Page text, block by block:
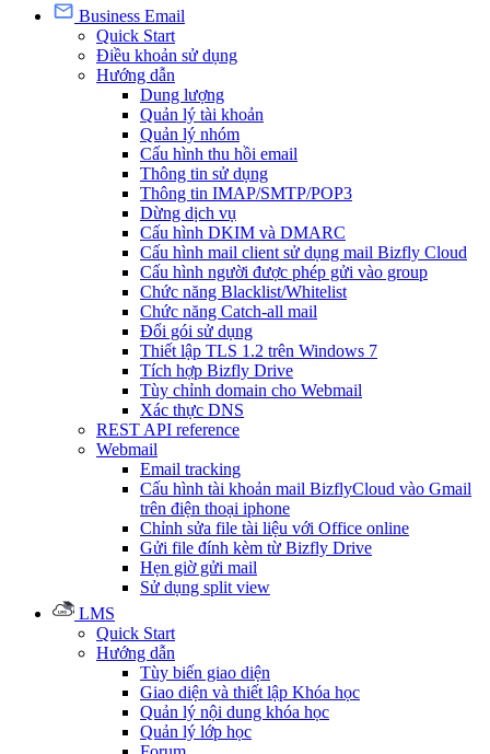
Business Email
Quick Start
Điều khoản sử dụng
Hướng dẫn
Dung lượng
Quản lý tài khoản
Quản lý nhóm
Cấu hình thu hồi email
Thông tin sử dụng
Thông tin IMAP/SMTP/POP3
Dừng dịch vụ
Cấu hình DKIM và DMARC
Cấu hình mail client sử dụng mail Bizfly Cloud
Cấu hình người được phép gửi vào group
Chức năng Blacklist/Whitelist
Chức năng Catch-all mail
Đổi gói sử dụng
Thiết lập TLS 1.2 trên Windows 7
Tích hợp Bizfly Drive
Tùy chỉnh domain cho Webmail
Xác thực DNS
REST API reference
Webmail
Email tracking
Cấu hình tài khoản mail BizflyCloud vào Gmail
trên điện thoại iphone
Chỉnh sửa file tài liệu với Office online
Gửi file đính kèm từ Bizfly Drive
Hẹn giờ gửi mail
Sử dụng split view
LMS
Quick Start
Hướng dẫn
Tùy biến giao diện
Giao diện và thiết lập Khóa học
Quản lý nội dung khóa học
Quản lý lớp học